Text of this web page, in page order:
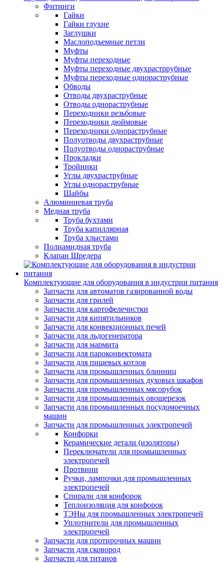
Фитинги
Гайки
Гайки глухие
Заглушки
Маслоподъемные петли
Муфты
Муфты переходные
Муфты переходные двухрастррубные
Муфты переходные однораструбные
Обводы
Отводы двухраструбные
Отводы однораструбные
Переходники резьбовые
Переходники дюймовые
Переходники однораструбные
Полуотводы двухраструбные
Полуотводы однораструбные
Прокладки
Тройники
Углы двухраструбные
Углы однораструбные
Шайбы
Алюминиевая труба
Медная труба
Труба бухтами
Труба капиллярная
Труба хлыстами
Полиамидная труба
Клапан Шредера
Комплектующие для оборудования в индустрии питания
Запчасти для автоматов газированной воды
Запчасти для грилей
Запчасти для картофелечистки
Запчасти для кипятильников
Запчасти для конвекционных печей
Запчасти для льдогенератора
Запчасти для мармита
Запчасти для пароконвектомата
Запчасти для пищевых котлов
Запчасти для промышленных блинниц
Запчасти для промышленных духовых шкафов
Запчасти для промышленных мясорубок
Запчасти для промышленных овощерезок
Запчасти для промышленных посудомоечных
машин
Запчасти для промышленных электропечей
Конфорки
Керамические детали (изоляторы)
Переключатели для промышленных
электропечей
Протвини
Ручки, лампочки для промышленных
электропечей
Спирали для конфорок
Теплоизоляция для конфорок
ТЭНы для промышленных электропечей
Уплотнители для промышленных
электропечей
Запчасти для протирочных машин
Запчасти для сковород
Запчасти для титанов